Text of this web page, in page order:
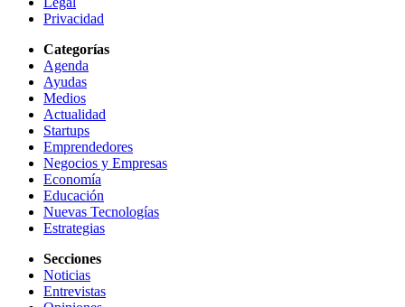
Privacidad
Categorías
Agenda
Ayudas
Medios
Actualidad
Startups
Emprendedores
Negocios y Empresas
Economía
Educación
Nuevas Tecnologías
Estrategias
Secciones
Noticias
Entrevistas